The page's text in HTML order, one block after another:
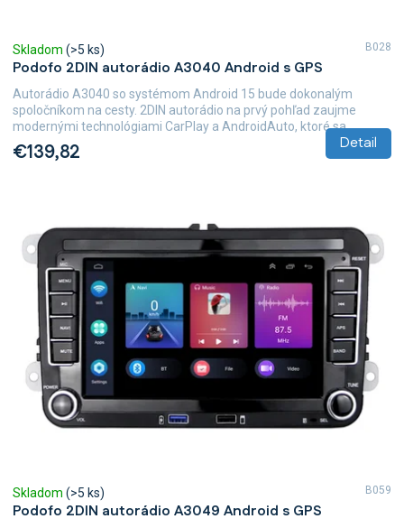
Podofo 2DIN autorádio A3040 Android s GPS
Skladom (>5 ks)
€139,82 Detail
Autorádio A3040 so systémom Android 15 bude dokonalým
spoločníkom na cesty. 2DIN autorádio na prvý pohľad zaujme
modernými technológiami CarPlay a AndroidAuto, ktoré sa...
B028
Podofo 2DIN autorádio A3049 Android s GPS
Skladom (>5 ks) B059